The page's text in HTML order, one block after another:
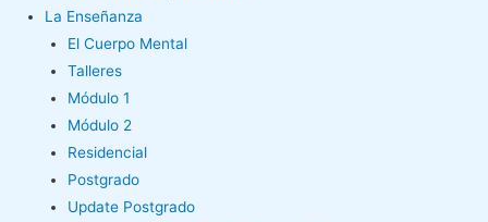
La Enseñanza
El Cuerpo Mental
Talleres
Módulo 1
Módulo 2
Residencial
Postgrado
Update Postgrado